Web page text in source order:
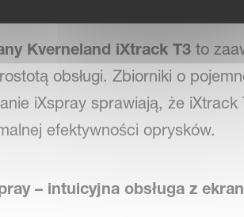
Kverneland iXtrack T3to
obsługi. Zbiorniki o
iXspray sprawiają, że
efektywności oprysków.
– intuicyjna obsługa z